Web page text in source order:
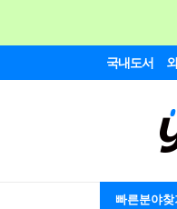
국내도서
빠른분야찾